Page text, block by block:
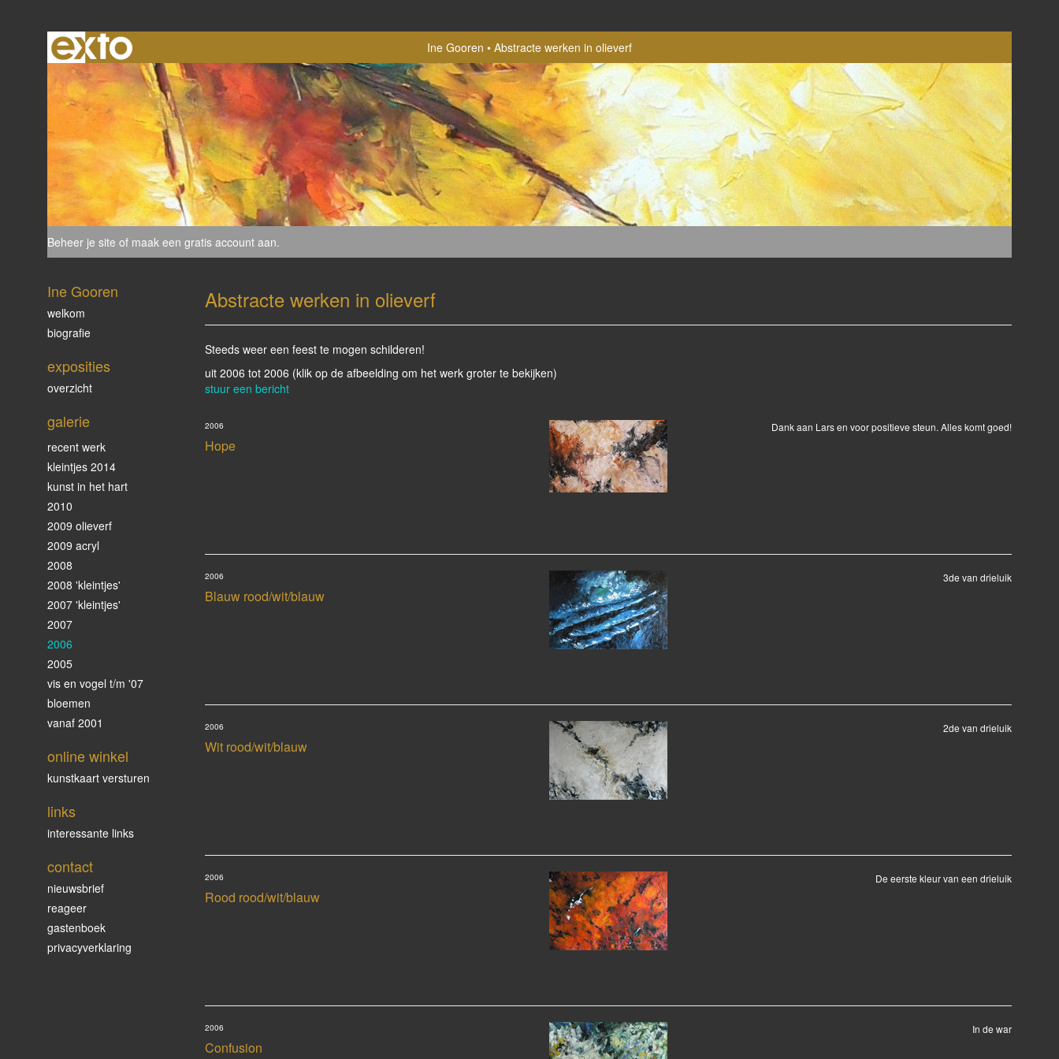
Ine Gooren Abstracte werken in olieverf
Beheer je site of maak een gratis account aan.
Abstracte werken in olieverf
Steeds weer een feest te mogen schilderen!
uit 2006 tot 2006 (klik op de afbeelding om het werk groter te bekijken)
stuur een bericht
Hope
2006 Dank aan Lars en voor positieve steun. Alles komt goed!
Blauw rood/wit/blauw
2006 3de van drieluik
Wit rood/wit/blauw
2006 2de van drieluik
Rood rood/wit/blauw
2006 De eerste kleur van een drieluik
Confusion
2006 In de war
Ine Gooren
welkom
biografie
exposities
overzicht
galerie
recent werk
kleintjes 2014
kunst in het hart
2010
2009 olieverf
2009 acryl
2008
2008 'kleintjes'
2007 'kleintjes'
2007
2006
2005
vis en vogel t/m '07
bloemen
vanaf 2001
online winkel
kunstkaart versturen
links
interessante links
contact
nieuwsbrief
reageer
gastenboek
privacyverklaring